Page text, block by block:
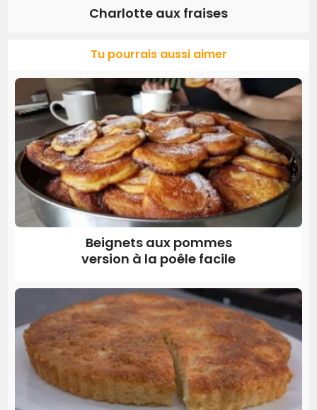
Charlotte aux fraises
Tu pourrais aussi aimer
Beignets aux pommes
version à la poêle facile